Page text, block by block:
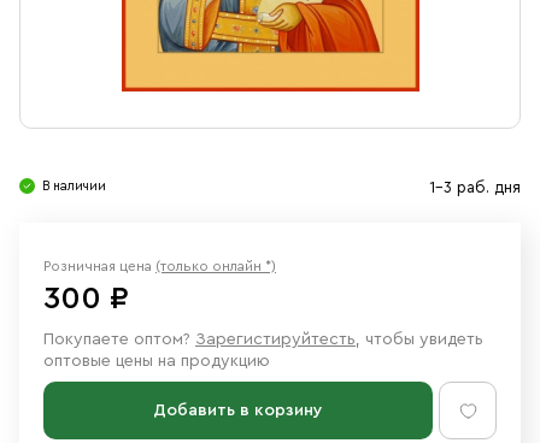
В наличии 1-3 раб. дня
Розничная цена (только онлайн *)
300 ₽
Покупаете оптом? Зарегистируйтесть, чтобы увидеть
оптовые цены на продукцию
Добавить в корзину